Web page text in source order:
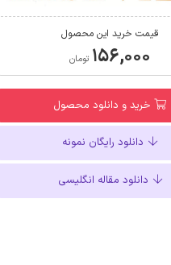
قیمت خرید این محصول
۱۵۶,۰۰۰ تومان
خرید و دانلود محصول
دانلود رایگان نمونه
دانلود مقاله انگلیسی